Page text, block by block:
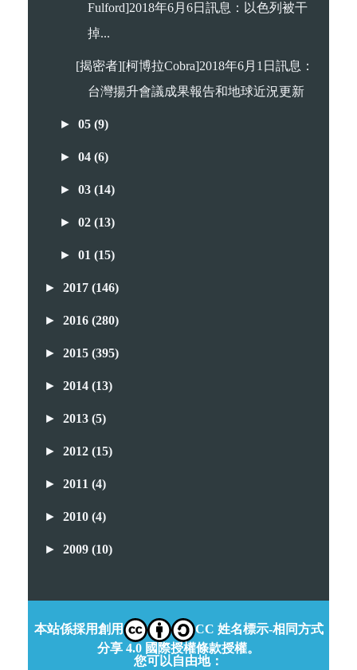
Fulford]2018年6月6日訊息：以色列被干
掉...
[揭密者][柯博拉Cobra]2018年6月1日訊息：
台灣揚升會議成果報告和地球近況更新
►05(9)
►04(6)
►03(14)
►02(13)
►01(15)
► 2017 (146)
► 2016 (280)
► 2015 (395)
► 2014 (13)
► 2013 (5)
► 2012 (15)
► 2011 (4)
► 2010 (4)
► 2009 (10)
本站係採用創用
CC 姓名標示-相同方式
分享 4.0 國際授權條款授權。
您可以自由地：